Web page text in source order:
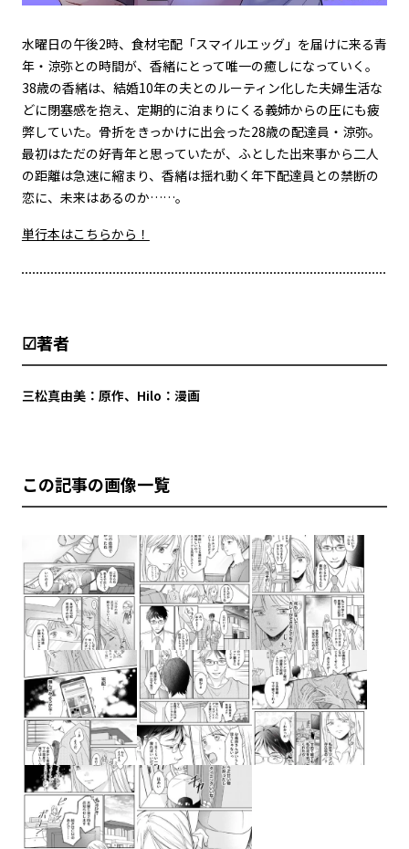
水曜日の午後2時、食材宅配「スマイルエッグ」を届けに来る青
年・涼弥との時間が、香緒にとって唯一の癒しになっていく。
38歳の香緒は、結婚10年の夫とのルーティン化した夫婦生活な
どに閉塞感を抱え、定期的に泊まりにくる義姉からの圧にも疲
弊していた。骨折をきっかけに出会った28歳の配達員・涼弥。
最初はただの好青年と思っていたが、ふとした出来事から二人
の距離は急速に縮まり、香緒は揺れ動く――年下配達員との禁断の
恋に、未来はあるのか……。
単行本はこちらから！
☑著者
三松真由美：原作、Hilo：漫画
この記事の画像一覧